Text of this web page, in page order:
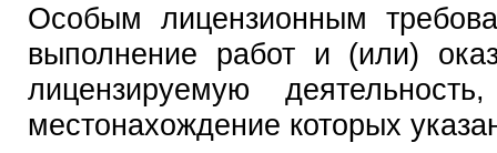
Особым лицензионным
выполнение работ и (или)
лицензируемую
местонахождение которых